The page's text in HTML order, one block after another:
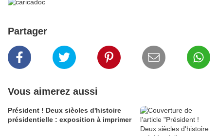
Partager
Vous aimerez aussi
Président ! Deux siècles d'histoire
présidentielle : exposition à imprimer